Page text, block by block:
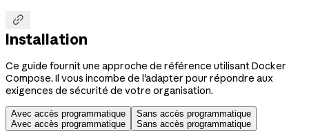

Installation
Ce guide fournit une approche de référence utilisant Docker
Compose. Il vous incombe de l'adapter pour répondre aux
exigences de sécurité de votre organisation.
Avec accès programmatique
Avec accès programmatique
Sans accès programmatique
Sans accès programmatique